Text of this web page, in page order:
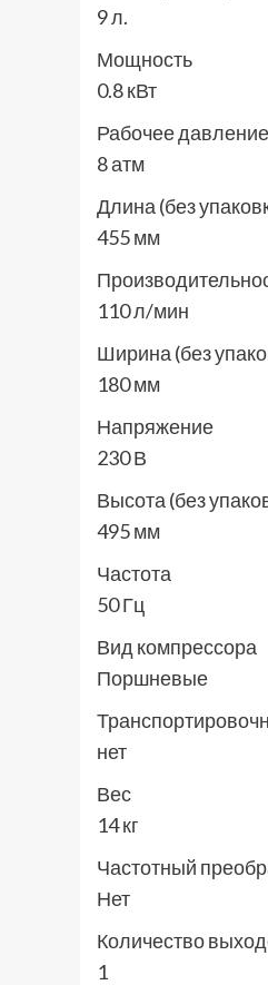
9 л.
Мощность
0.8 кВт
Рабочее
8 атм
Длина (без
455 мм
110 л/мин
Ширина (без
180 мм
Напряжение
230 В
Высота (без
495 мм
Частота
50 Гц
Вид компрессора
Поршневые
нет
Вес
14 кг
Частотный
Нет
Количество
1